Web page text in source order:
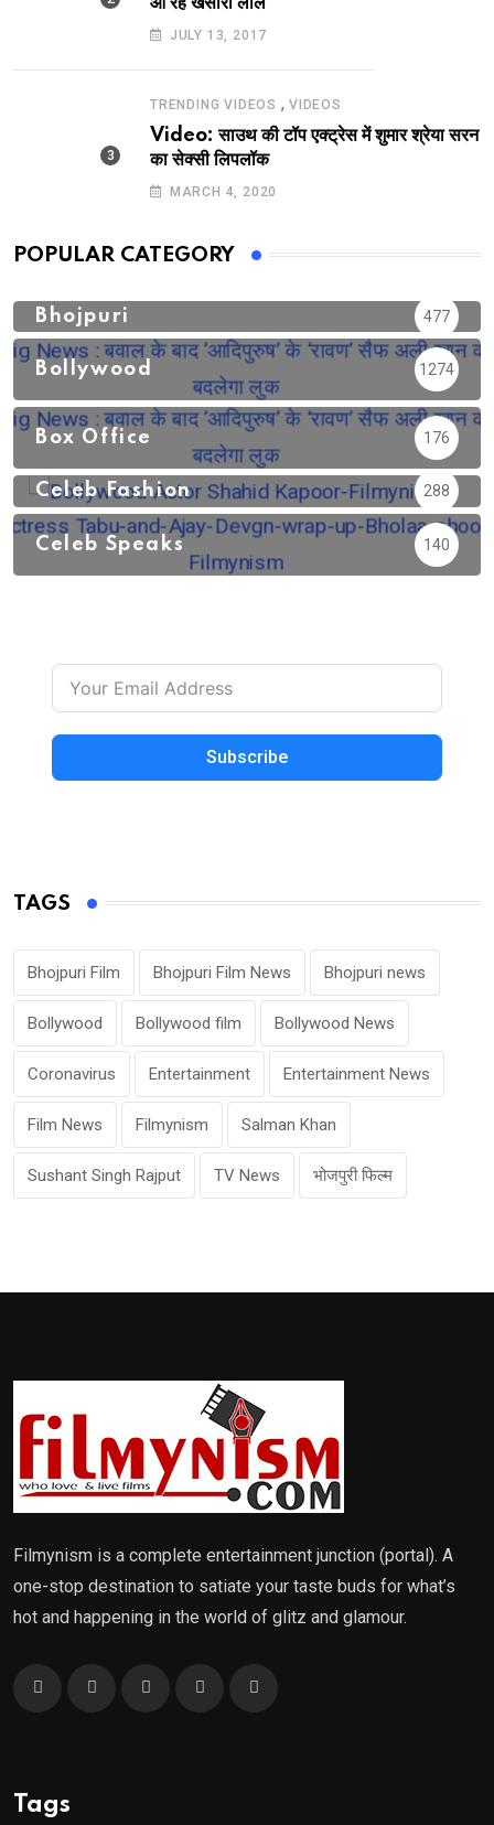
JULY 13, 2017
TRENDING VIDEOS , VIDEOS
Video: साउथ की टॉप एक्ट्रेस में शुमार श्रेया सरन
का सेक्सी लिपलॉक
MARCH 4, 2020
POPULAR CATEGORY
Bhojpuri 477
Bollywood 1274
Box Office 176
Celeb Fashion 288
Celeb Speaks 140
Subscribe
TAGS
Bhojpuri Film Bhojpuri Film News Bhojpuri news
Bollywood Bollywood film Bollywood News
Coronavirus Entertainment Entertainment News
Film News Filmynism Salman Khan
Sushant Singh Rajput TV News भोजपुरी फिल्म
Filmynism is a complete entertainment junction (portal). A
one-stop destination to satiate your taste buds for what’s
hot and happening in the world of glitz and glamour.
Tags